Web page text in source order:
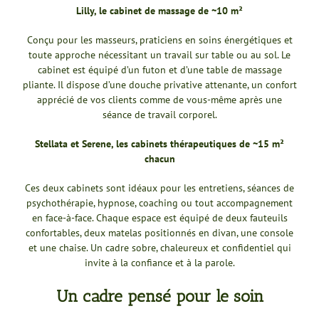
Lilly, le cabinet de massage de ~10 m²
Conçu pour les masseurs, praticiens en soins énergétiques et
toute approche nécessitant un travail sur table ou au sol. Le
cabinet est équipé d’un futon et d’une table de massage
pliante. Il dispose d’une douche privative attenante, un confort
apprécié de vos clients comme de vous-même après une
séance de travail corporel.
Stellata et Serene, les cabinets thérapeutiques de ~15 m²
chacun
Ces deux cabinets sont idéaux pour les entretiens, séances de
psychothérapie, hypnose, coaching ou tout accompagnement
en face-à-face. Chaque espace est équipé de deux fauteuils
confortables, deux matelas positionnés en divan, une console
et une chaise. Un cadre sobre, chaleureux et confidentiel qui
invite à la confiance et à la parole.
Un cadre pensé pour le soin